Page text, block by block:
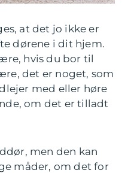
at det jo ikke er
dørene i dit hjem.
hvis du bor til
det er noget, som
med eller høre
om det er tilladt
men den kan
måder, om det for